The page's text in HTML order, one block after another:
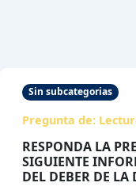
Sin subcategorias
Pregunta de:
RESPONDA LA
SIGUIENTE
DEL DEBER DE